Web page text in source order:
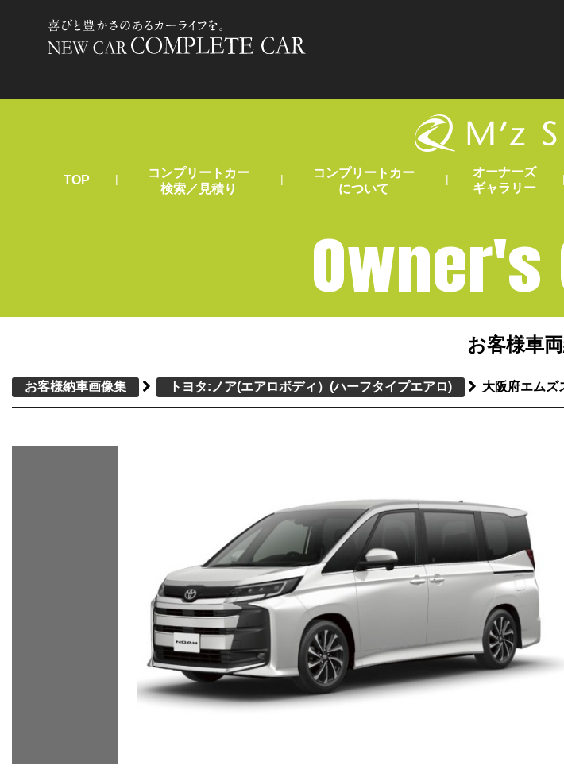
TOP |
コンプリートカー
検索／見積り
|
コンプリートカー
について
|
オーナーズ
ギャラリー
|
お客様車
お客様納車画像集 トヨタ:ノア(エアロボディ） (ハーフタイプエアロ) 大阪府エムズ